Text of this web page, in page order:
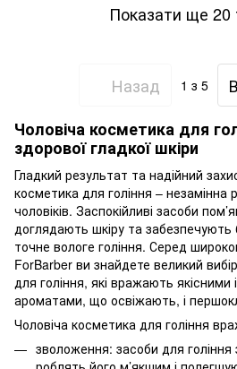
Показати ще 20
Назад 1 з 5
Чоловіча косметика для
здорової гладкої шкіри
Гладкий результат та надійний
косметика для гоління – незамінна
чоловіків. Заспокійливі засоби
доглядають шкіру та забезпечують
точне вологе гоління. Серед
ForBarber ви знайдете великий
для гоління, які вражають якісними
ароматами, що освіжають, і
Чоловіча косметика для гоління
зволоження: засоби для